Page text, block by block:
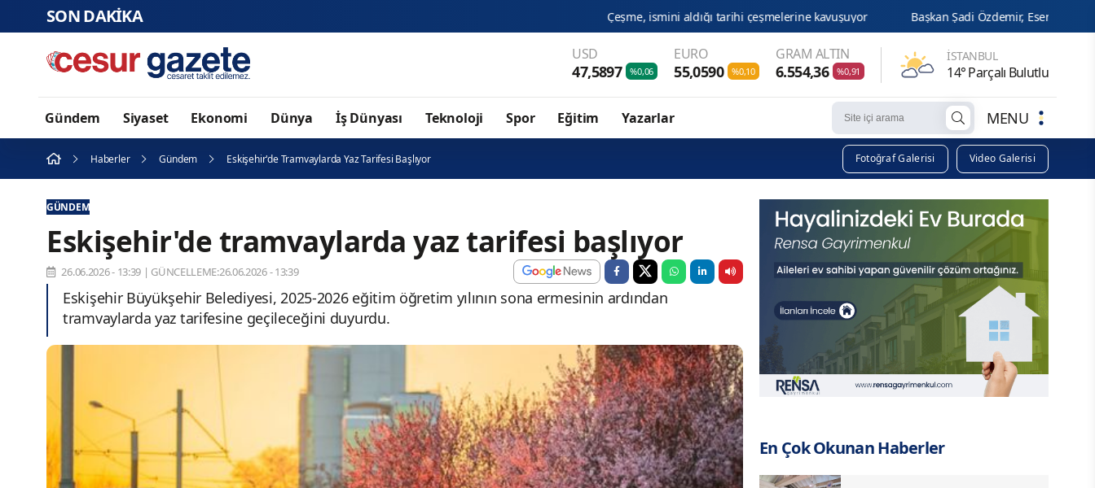
SON DAKİKA Çeşme, ismini aldığı tarihi çeşmelerine kavuşuyor Başkan Şadi Özdemir, Esentepeliler'i dinledi
USD
47,5897 %0,06
EURO
55,0590 %0,10
GRAM ALTIN
6.554,36 %0,91
İSTANBUL
14° Parçalı Bulutlu
Gündem Siyaset Ekonomi Dünya İş Dünyası Teknoloji Spor Eğitim Yazarlar MENU
Haberler Gündem Eskişehir'de Tramvaylarda Yaz Tarifesi Başlıyor Fotoğraf Galerisi Video Galerisi
GÜNDEM
Eskişehir'de tramvaylarda yaz tarifesi başlıyor
26.06.2026 - 13:39 | GÜNCELLEME:26.06.2026 - 13:39
Eskişehir Büyükşehir Belediyesi, 2025-2026 eğitim öğretim yılının sona ermesinin ardından
tramvaylarda yaz tarifesine geçileceğini duyurdu.
En Çok Okunan Haberler